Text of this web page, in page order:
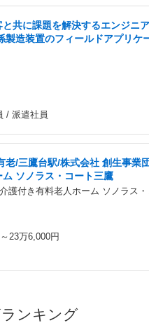
共に課題を解決するエンジニア
製造装置のフィールドアプリケ
/ 派遣社員
老/三鷹台駅/株式会社 創生事業
ソノラス・コート三鷹
護付き有料老人ホーム ソノラス・
23万6,000円
ンキング